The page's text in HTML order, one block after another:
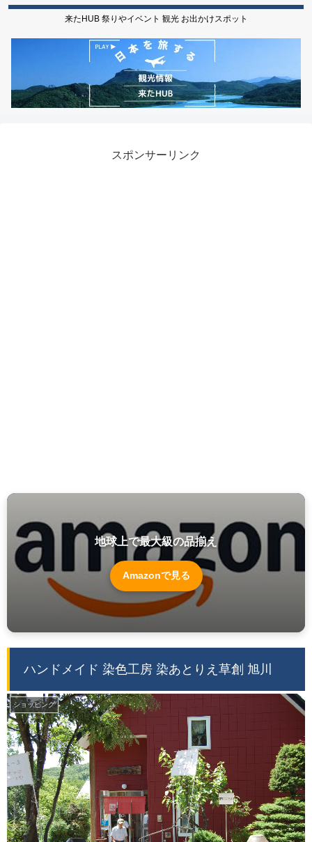
来たHUB 祭りやイベント 観光 お出かけスポット
スポンサーリンク
地球上で最大級の品揃え
Amazonで見る
ハンドメイド 染色工房 染あとりえ草創 旭川
ショッピング